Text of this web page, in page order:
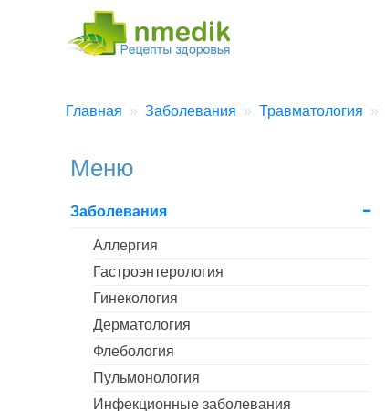
Главная Заболевания Травматология
Меню
Заболевания
Аллергия
Гастроэнтерология
Гинекология
Дерматология
Флебология
Пульмонология
Инфекционные заболевания